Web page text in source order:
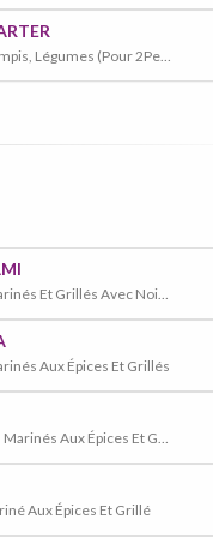
Poulet, Agneau, Scampis, Légumes (Pour 2Personnes)
Blancs De Poulet Marinés Et Grillés Avec Noix Cajou, Amande
Aux Épices Et Grillés
Morceaux D’agneau Marinés Aux Épices Et Grillés
Aux Épices Et Grillé